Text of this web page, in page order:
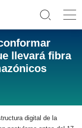
llevará fibra
digital de la